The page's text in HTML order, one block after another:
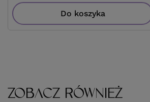
Do koszyka
ZOBACZ RÓWNIEŻ